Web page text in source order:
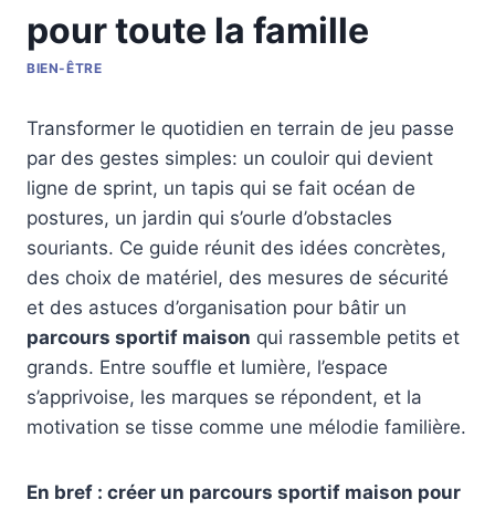
pour toute la famille
BIEN-ÊTRE
Transformer le quotidien en terrain de jeu passe
par des gestes simples: un couloir qui devient
ligne de sprint, un tapis qui se fait océan de
postures, un jardin qui s’ourle d’obstacles
souriants. Ce guide réunit des idées concrètes,
des choix de matériel, des mesures de sécurité
et des astuces d’organisation pour bâtir un
parcours sportif maison qui rassemble petits et
grands. Entre souffle et lumière, l’espace
s’apprivoise, les marques se répondent, et la
motivation se tisse comme une mélodie familière.
En bref : créer un parcours sportif maison pour